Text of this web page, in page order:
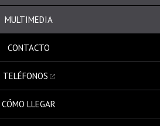
MULTIMEDIA
CONTACTO
TELÉFONOS
CÓMO LLEGAR